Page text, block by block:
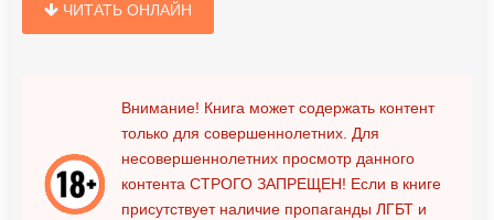
ЧИТАТЬ ОНЛАЙН
Внимание! Книга может содержать контент
только для совершеннолетних. Для
несовершеннолетних просмотр данного
контента СТРОГО ЗАПРЕЩЕН! Если в книге
присутствует наличие пропаганды ЛГБТ и